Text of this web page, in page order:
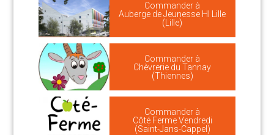
Commander à
Auberge de Jeunesse HI Lille
(Lille)
Commander à
Chèvrerie du Tannay
(Thiennes)
Commander à
Côté Ferme Vendredi
(Saint-Jans-Cappel)